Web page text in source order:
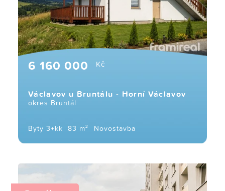
6 160 000 Kč
Václavov u Bruntálu - Horní Václavov
okres Bruntál
Byty 3+kk 83 m² Novostavba